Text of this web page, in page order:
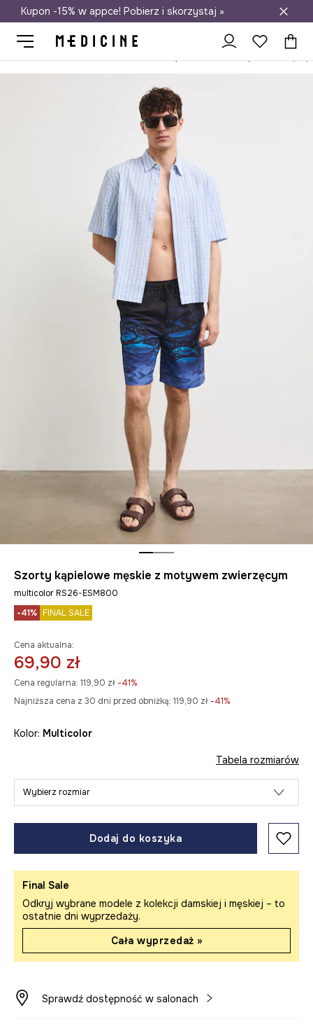
Darmowa dostawa do salonów
Kupon -15% w appce! Pobierz i skorzystaj »
Szorty kąpielowe męskie z motywem zwierzęcym
multicolor RS26-ESM800
-41% FINAL SALE
Cena aktualna:
69,90 zł
Cena regularna: 119,90 zł -41%
Najniższa cena z 30 dni przed obniżką: 119,90 zł -41%
Kolor: multicolor
Tabela rozmiarów
Wybierz rozmiar
Dodaj do koszyka
Final Sale
Odkryj wybrane modele z kolekcji damskiej i męskiej – to
ostatnie dni wyprzedaży.
Cała wyprzedaż »
Sprawdź dostępność w salonach